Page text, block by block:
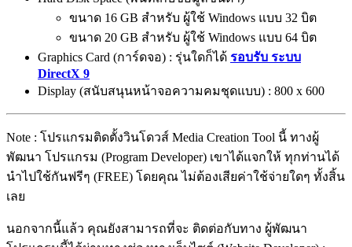
ขนาด 16 GB สำหรับ ผู้ใช้ Windows แบบ 32 บิต
ขนาด 20 GB สำหรับ ผู้ใช้ Windows แบบ 64 บิต
Graphics Card (การ์ดจอ) : รุ่นใดก็ได้ รอบรับ ระบบ
DirectX 9
Display (สนับสนุนหน้าจอความคมชุดแบบ) : 800 x 600
Note : โปรแกรมติดตั้งวินโดวส์ Media Creation Tool นี้ ทางผู้
พัฒนา โปรแกรม (Program Developer) เขาได้แจกให้ ทุกท่านได้
นำไปใช้กันฟรีๆ (FREE) โดยคุณ ไม่ต้องเสียค่าใช้จ่ายใดๆ ทั้งสิ้น
เลย
นอกจากนี้แล้ว คุณยังสามารถที่จะ ติดต่อกับทาง ผู้พัฒนา